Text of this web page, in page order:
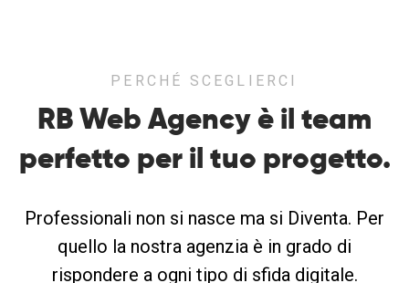
PERCHÉ SCEGLIERCI
RB Web Agency è il team
perfetto per il tuo progetto.
Professionali non si nasce ma si Diventa. Per
quello la nostra agenzia è in grado di
rispondere a ogni tipo di sfida digitale.